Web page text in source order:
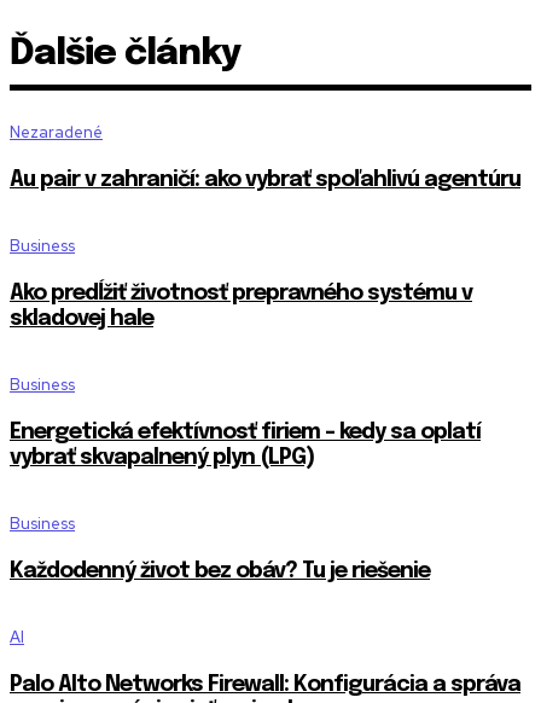
Ďalšie články
Nezaradené
Au pair v zahraničí: ako vybrať spoľahlivú agentúru
Business
Ako predĺžiť životnosť prepravného systému v
skladovej hale
Business
Energetická efektívnosť firiem – kedy sa oplatí
vybrať skvapalnený plyn (LPG)
Business
Každodenný život bez obáv? Tu je riešenie
AI
Palo Alto Networks Firewall: Konfigurácia a správa